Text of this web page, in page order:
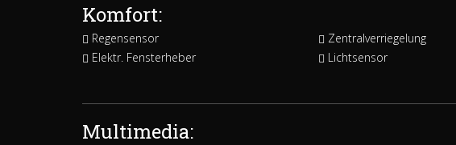
Komfort:
Regensensor Zentralverriegelung
Elektr. Fensterheber
Lichtsensor
Multimedia: